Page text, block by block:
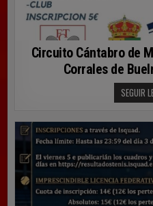
Circuito Cántabro de
Corrales de
SEGUIR